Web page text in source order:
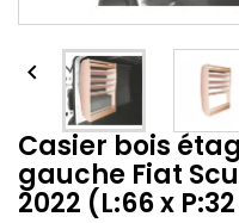

Casier bois
gauche Fiat
2022 (L:66 x